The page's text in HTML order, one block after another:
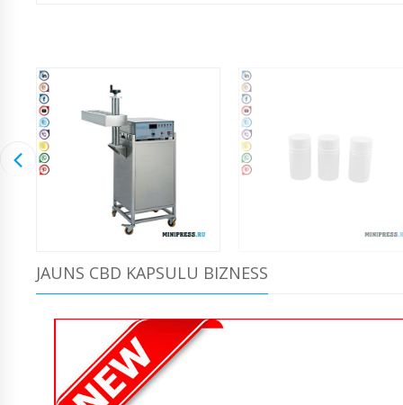
JAUNS CBD KAPSULU BIZNESS